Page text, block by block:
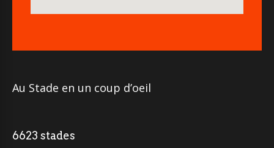
Au Stade en un coup d’oeil
6623 stades